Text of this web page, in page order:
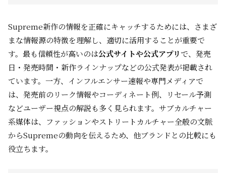
Supreme新作の情報を正確にキャッチするためには、さまざ
まな情報源の特徴を理解し、適切に活用することが重要で
す。最も信頼性が高いのは公式サイトや公式アプリで、発売
日・発売時間・新作ラインナップなどの公式発表が掲載され
ています。一方、インフルエンサー速報や専門メディアで
は、発売前のリーク情報やコーディネート例、リセール予測
などユーザー視点の解説も多く見られます。サブカルチャー
系媒体は、ファッションやストリートカルチャー全般の文脈
からSupremeの動向を伝えるため、他ブランドとの比較にも
役立ちます。